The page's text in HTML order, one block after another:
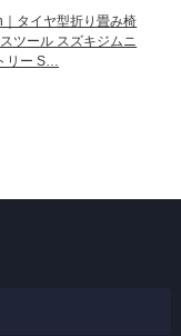
タイヤ型折り畳み椅
ツール スズキジムニ
リー S…